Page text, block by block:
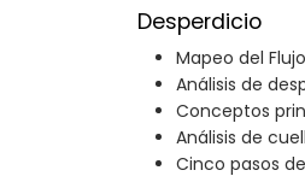
Desperdicio
Mapeo del
Análisis de
Conceptos
Análisis de
Cinco pasos